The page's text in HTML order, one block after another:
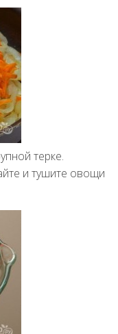
терке.
и тушите овощи